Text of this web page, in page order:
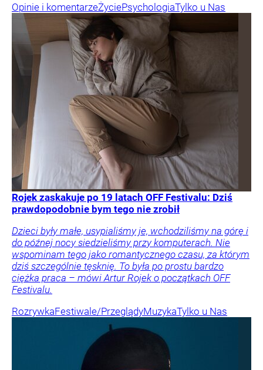
Opinie i komentarzeŻyciePsychologiaTylko u Nas
Rojek zaskakuje po 19 latach OFF Festivalu: Dziś
prawdopodobnie bym tego nie zrobił
Dzieci były małe, usypialiśmy je, wchodziliśmy na górę i
do późnej nocy siedzieliśmy przy komputerach. Nie
wspominam tego jako romantycznego czasu, za którym
dziś szczególnie tęsknię. To była po prostu bardzo
ciężka praca – mówi Artur Rojek o początkach OFF
Festivalu.
RozrywkaFestiwale/PrzeglądyMuzykaTylko u Nas